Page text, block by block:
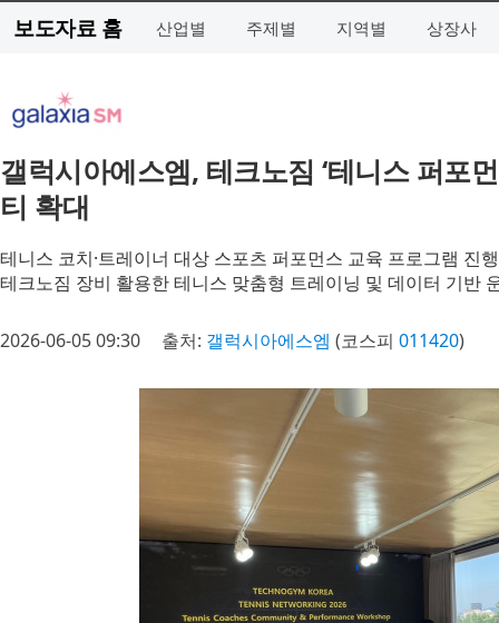
보도자료 홈 산업별 주제별 지역별 상장사
갤럭시아에스엠, 테크노짐 ‘테니스 퍼포
티 확대
테니스 코치·트레이너 대상 스포츠 퍼포먼스 교육 프로그램 진행
테크노짐 장비 활용한 테니스 맞춤형 트레이닝 및 데이터 기반
2026-06-05 09:30 출처: 갤럭시아에스엠 (코스피 011420)